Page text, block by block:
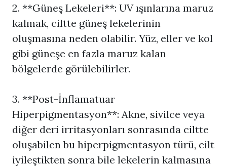
2. **Güneş Lekeleri**: UV ışınlarına maruz
kalmak, ciltte güneş lekelerinin
oluşmasına neden olabilir. Yüz, eller ve kol
gibi güneşe en fazla maruz kalan
bölgelerde görülebilirler.
3. **Post-İnflamatuar
Hiperpigmentasyon**: Akne, sivilce veya
diğer deri irritasyonları sonrasında ciltte
oluşabilen bu hiperpigmentasyon türü, cilt
iyileştikten sonra bile lekelerin kalmasına